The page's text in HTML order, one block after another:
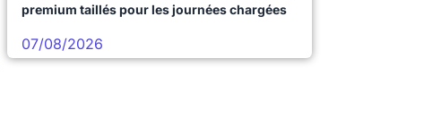
premium taillés pour les journées chargées
07/08/2026